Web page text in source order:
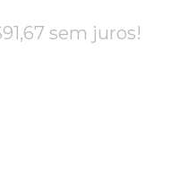
91,67 sem juros!